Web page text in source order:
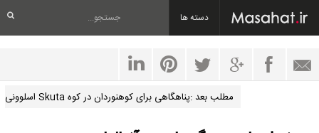
دسته ها
مطلب بعد :پناهگاهی برای کوهنوردان در کوه Skuta اسلوونی